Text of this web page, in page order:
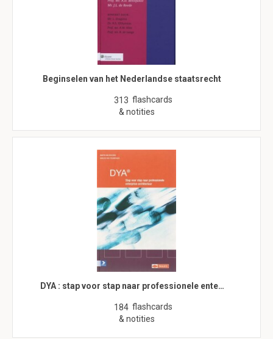
Beginselen van het Nederlandse staatsrecht
313 flashcards
& notities
DYA : stap voor stap naar professionele ente…
184 flashcards
& notities